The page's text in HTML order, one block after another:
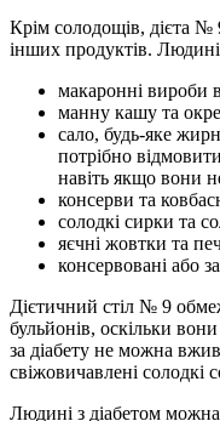
Крім солодощів, дієта №
інших продуктів.
макаронні вироби
манну кашу та
сало, будь-яке
потрібно
навіть якщо вони
консерви та
солодкі сирки та
яєчні жовтки та
консервовані або
Дієтичний стіл № 9
бульйонів, оскільки
за діабету не можна
свіжовичавлені солодкі
Людині з діабетом